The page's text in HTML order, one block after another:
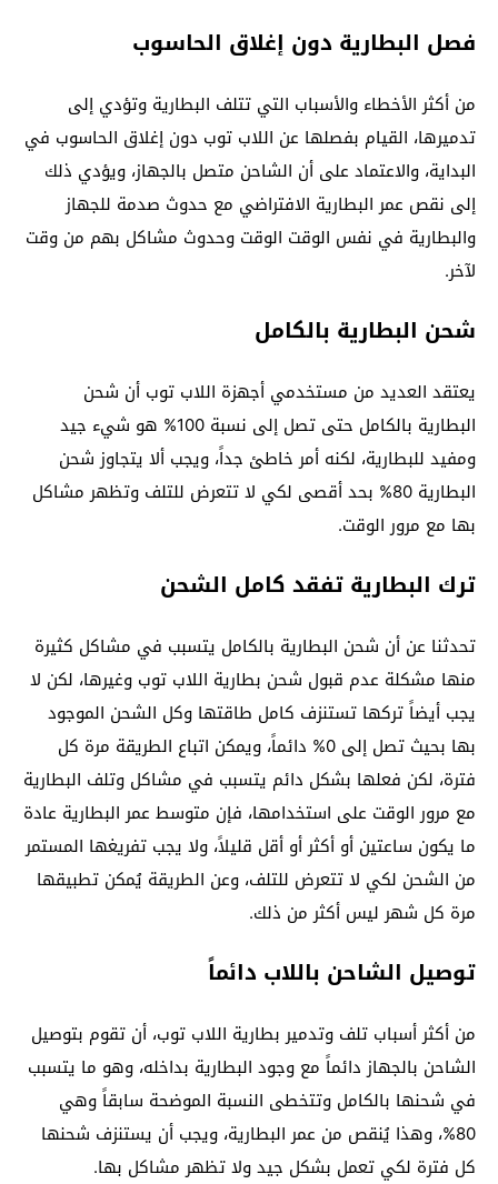
فصل البطارية دون إغلاق الحاسوب
من أكثر الأخطاء والأسباب التي تتلف البطارية وتؤدي إلى
تدميرها، القيام بفصلها عن اللاب توب دون إغلاق الحاسوب في
البداية، والاعتماد على أن الشاحن متصل بالجهاز، ويؤدي ذلك
إلى نقص عمر البطارية الافتراضي مع حدوث صدمة للجهاز
والبطارية في نفس الوقت الوقت وحدوث مشاكل بهم من وقت
لآخر.
شحن البطارية بالكامل
يعتقد العديد من مستخدمي أجهزة اللاب توب أن شحن
البطارية بالكامل حتى تصل إلى نسبة 100% هو شيء جيد
ومفيد للبطارية، لكنه أمر خاطئ جداً، ويجب ألا يتجاوز شحن
البطارية 80% بحد أقصى لكي لا تتعرض للتلف وتظهر مشاكل
بها مع مرور الوقت.
ترك البطارية تفقد كامل الشحن
تحدثنا عن أن شحن البطارية بالكامل يتسبب في مشاكل كثيرة
منها مشكلة عدم قبول شحن بطارية اللاب توب وغيرها، لكن لا
يجب أيضاً تركها تستنزف كامل طاقتها وكل الشحن الموجود
بها بحيث تصل إلى 0% دائماً، ويمكن اتباع الطريقة مرة كل
فترة، لكن فعلها بشكل دائم يتسبب في مشاكل وتلف البطارية
مع مرور الوقت على استخدامها، فإن متوسط عمر البطارية عادة
ما يكون ساعتين أو أكثر أو أقل قليلاً، ولا يجب تفريغها المستمر
من الشحن لكي لا تتعرض للتلف، وعن الطريقة يُمكن تطبيقها
مرة كل شهر ليس أكثر من ذلك.
توصيل الشاحن باللاب دائماً
من أكثر أسباب تلف وتدمير بطارية اللاب توب، أن تقوم بتوصيل
الشاحن بالجهاز دائماً مع وجود البطارية بداخله، وهو ما يتسبب
في شحنها بالكامل وتتخطى النسبة الموضحة سابقاً وهي
80%، وهذا يُنقص من عمر البطارية، ويجب أن يستنزف شحنها
كل فترة لكي تعمل بشكل جيد ولا تظهر مشاكل بها.